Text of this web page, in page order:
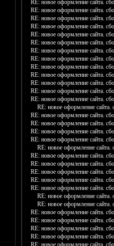
RE: новое оформление сайта.
RE: новое оформление сайта.
RE: новое оформление сайта.
RE: новое оформление сайта.
RE: новое оформление сайта.
RE: новое оформление сайта.
RE: новое оформление сайта.
RE: новое оформление сайта.
RE: новое оформление сайта.
RE: новое оформление сайта.
RE: новое оформление сайта.
RE: новое оформление сайта.
RE: новое оформление сайта.
RE: новое оформление сайта.
RE: новое оформление сайта.
RE: новое оформление сайта.
RE: новое оформление сайта.
RE: новое оформление сайта.
RE: новое оформление сайта.
RE: новое оформление сайта.
RE: новое оформление сайта.
RE: новое оформление сайта.
RE: новое оформление сайта.
RE: новое оформление сайта.
RE: новое оформление сайта.
RE: новое оформление сайта.
RE: новое оформление сайта.
RE: новое оформление сайта.
RE: новое оформление сайта.
RE: новое оформление сайта.
RE: новое оформление сайта.